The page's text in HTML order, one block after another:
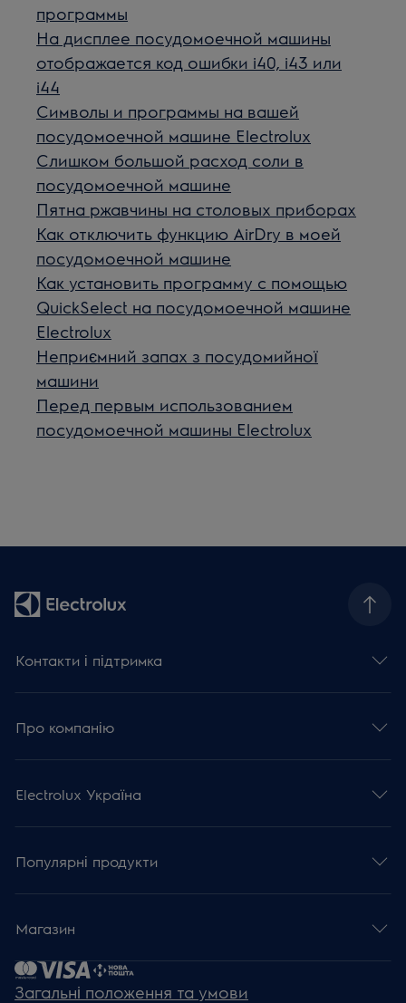
программы
На дисплее посудомоечной машины
отображается код ошибки i40, i43 или
i44
Символы и программы на вашей
посудомоечной машине Electrolux
Слишком большой расход соли в
посудомоечной машине
Пятна ржавчины на столовых приборах
Как отключить функцию AirDry в моей
посудомоечной машине
Как установить программу с помощью
QuickSelect на посудомоечной машине
Electrolux
Неприємний запах з посудомийної
машини
Перед первым использованием
посудомоечной машины Electrolux
Контакти і підтримка
Про компанію
Electrolux Україна
Популярні продукти
Магазин
Загальні положення та умови